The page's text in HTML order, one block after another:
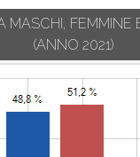
MASCHI, FEMMINE
(ANNO 2021)